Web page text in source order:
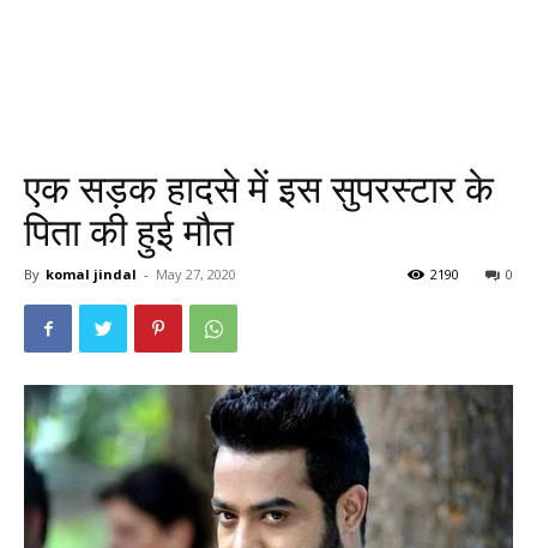
एक सड़क हादसे में इस सुपरस्टार के
पिता की हुई मौत
By komal jindal - May 27, 2020 0
2190